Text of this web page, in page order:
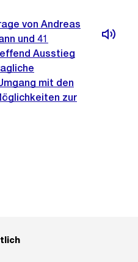
von Andreas
und 41
Ausstieg
mit den
zur